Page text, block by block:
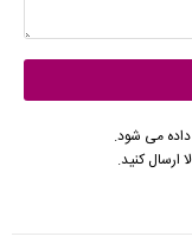
می شود.
ارسال کنید.